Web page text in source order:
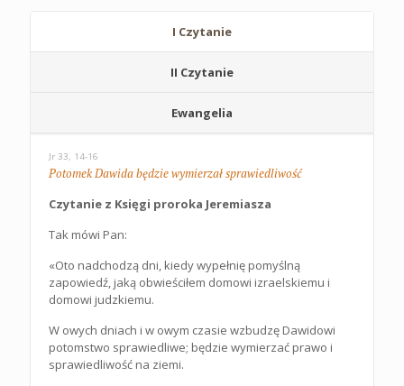
I Czytanie
II Czytanie
Ewangelia
Jr 33, 14-16
Potomek Dawida będzie wymierzał sprawiedliwość
Czytanie z Księgi proroka Jeremiasza
Tak mówi Pan:
«Oto nadchodzą dni, kiedy wypełnię pomyślną
zapowiedź, jaką obwieściłem domowi izraelskiemu i
domowi judzkiemu.
W owych dniach i w owym czasie wzbudzę Dawidowi
potomstwo sprawiedliwe; będzie wymierzać prawo i
sprawiedliwość na ziemi.